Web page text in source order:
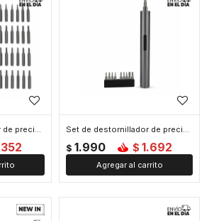
Set de destornillador de precisión - Gris Set de destornillador de precisión eléctrico - Gris
$ 1.990 $ 1.692